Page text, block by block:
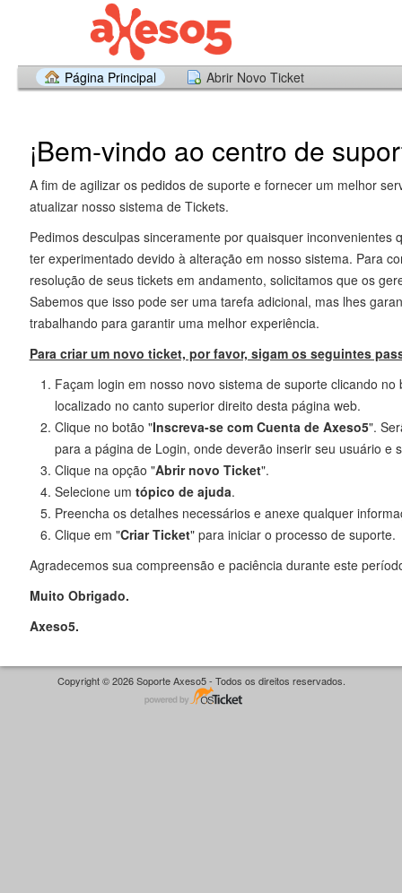
Página Principal Abrir Novo Ticket
¡Bem-vindo ao centro de
A fim de agilizar os pedidos de suporte e fornecer um melhor
atualizar nosso sistema de Tickets.
Pedimos desculpas sinceramente por quaisquer inconvenientes
ter experimentado devido à alteração em nosso sistema. Para
resolução de seus tickets em andamento, solicitamos que os
Sabemos que isso pode ser uma tarefa adicional, mas lhes
trabalhando para garantir uma melhor experiência.
Para criar um novo ticket, por favor, sigam os seguintes
Façam login em nosso novo sistema de suporte clicando no
localizado no canto superior direito desta página web.
Clique no botão "Inscreva-se com Cuenta de Axeso5".
para a página de Login, onde deverão inserir seu usuário e
Clique na opção "Abrir novo Ticket".
Selecione um tópico de ajuda.
Preencha os detalhes necessários e anexe qualquer
Clique em "Criar Ticket" para iniciar o processo de suporte.
Agradecemos sua compreensão e paciência durante este
Muito Obrigado.
Axeso5.
Copyright © 2026 Soporte Axeso5 - Todos os direitos reservados.